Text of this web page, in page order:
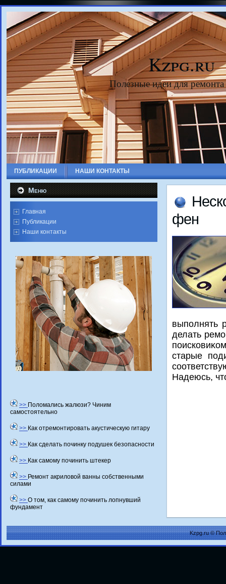
Kzpg.ru
Полезные идеи для
ПУБЛИКАЦИИ НАШИ КОНТАКТЫ
Меню
Главная
Публикации
Наши контакты
>> Поломались жалюзи? Чиним
самостоятельно
>> Как отремонтировать акустическую гитару
>> Как сделать починку подушек безопасности
>> Как самому починить штекер
>> Ремонт акриловой ванны собственными
силами
>> О том, как самому починить лопнувший
фундамент
фен
выполнять
делать
старые
Надеюсь,
Kzpg.ru ©